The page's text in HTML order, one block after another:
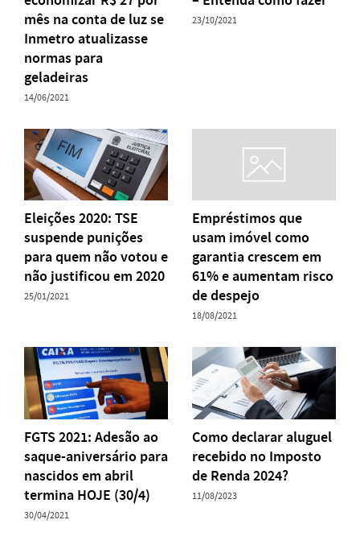
mês na conta de luz se
Inmetro atualizasse
normas para
geladeiras
14/06/2021
23/10/2021
Eleições 2020: TSE
suspende punições
para quem não votou e
não justificou em 2020
25/01/2021
Empréstimos que
usam imóvel como
garantia crescem em
61% e aumentam risco
de despejo
18/08/2021
FGTS 2021: Adesão ao
saque-aniversário para
nascidos em abril
termina HOJE (30/4)
30/04/2021
Como declarar aluguel
recebido no Imposto
de Renda 2024?
11/08/2023